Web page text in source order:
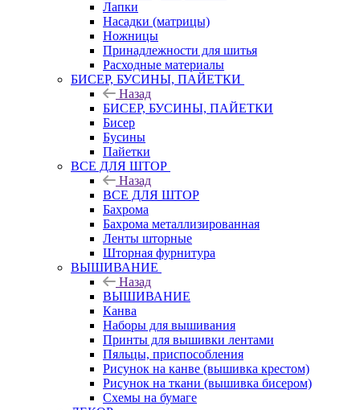
Лапки
Насадки (матрицы)
Ножницы
Принадлежности для шитья
Расходные материалы
БИСЕР, БУСИНЫ, ПАЙЕТКИ
Назад
БИСЕР, БУСИНЫ, ПАЙЕТКИ
Бисер
Бусины
Пайетки
ВСЕ ДЛЯ ШТОР
Назад
ВСЕ ДЛЯ ШТОР
Бахрома
Бахрома металлизированная
Ленты шторные
Шторная фурнитура
ВЫШИВАНИЕ
Назад
ВЫШИВАНИЕ
Канва
Наборы для вышивания
Принты для вышивки лентами
Пяльцы, приспособления
Рисунок на канве (вышивка крестом)
Рисунок на ткани (вышивка бисером)
Схемы на бумаге